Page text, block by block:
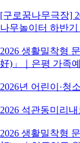
[구로꿈나무극장]
나무놀이터 하반기
2026 생활밀착형
好)」｜은평 가족
2026년 어린이·청
2026 석관동미리
2026 생활밀착형